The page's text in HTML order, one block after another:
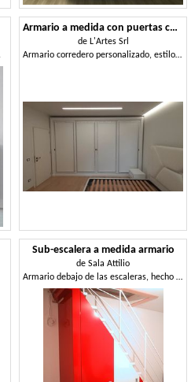
Armario a medida con puertas correderas
de L'Artes Srl
Armario corredero personalizado, estilo contemporáneo.
Sub-escalera a medida armario
de Sala Attilio
Armario debajo de las escaleras, hecho a medida